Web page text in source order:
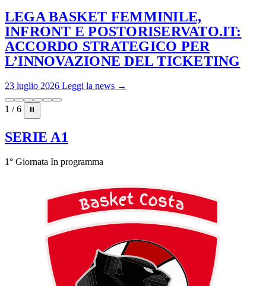
LEGA BASKET FEMMINILE,
INFRONT E POSTORISERVATO.IT:
ACCORDO STRATEGICO PER
L’INNOVAZIONE DEL TICKETING
23 luglio 2026 Leggi la news →
1 / 6 ⏸
SERIE A1
1° Giornata In programma